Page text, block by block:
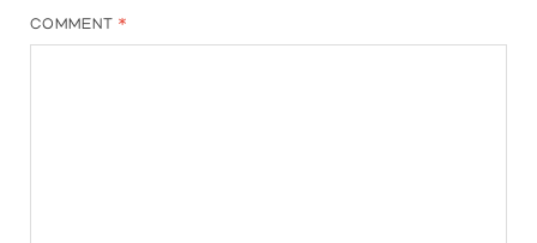
COMMENT*